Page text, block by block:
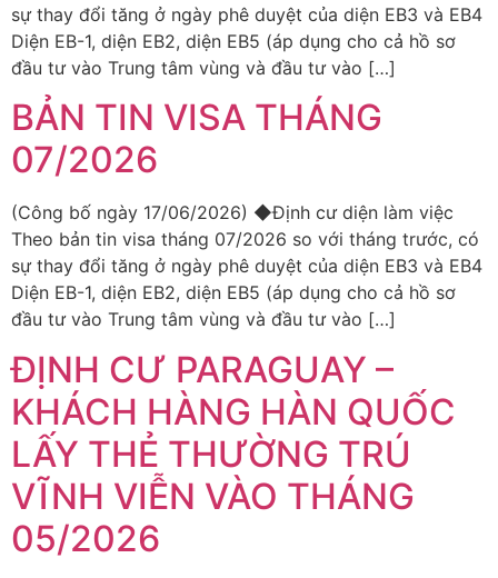
sự thay đổi tăng ở ngày phê duyệt của diện EB3 và EB4
Diện EB-1, diện EB2, diện EB5 (áp dụng cho cả hồ sơ
đầu tư vào Trung tâm vùng và đầu tư vào […]
BẢN TIN VISA THÁNG
07/2026
(Công bố ngày 17/06/2026) ◆Định cư diện làm việc
Theo bản tin visa tháng 07/2026 so với tháng trước, có
sự thay đổi tăng ở ngày phê duyệt của diện EB3 và EB4
Diện EB-1, diện EB2, diện EB5 (áp dụng cho cả hồ sơ
đầu tư vào Trung tâm vùng và đầu tư vào […]
ĐỊNH CƯ PARAGUAY –
KHÁCH HÀNG HÀN QUỐC
LẤY THẺ THƯỜNG TRÚ
VĨNH VIỄN VÀO THÁNG
05/2026